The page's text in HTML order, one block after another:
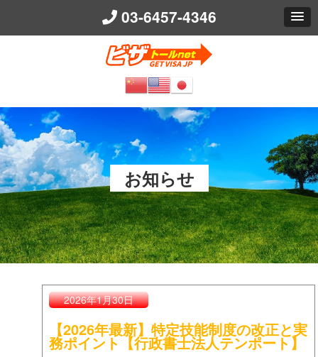
03-6457-4346
お知らせ
2026年1月30日
【2026年最新】特定技能制度の改正と実
務ポイント【行政書士法人テンポート】